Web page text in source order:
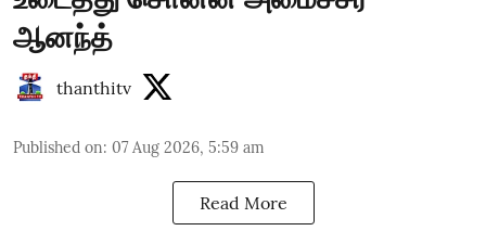
ஆனந்த்
thanthitv
Published on: 07 Aug 2026, 5:59 am
Read More